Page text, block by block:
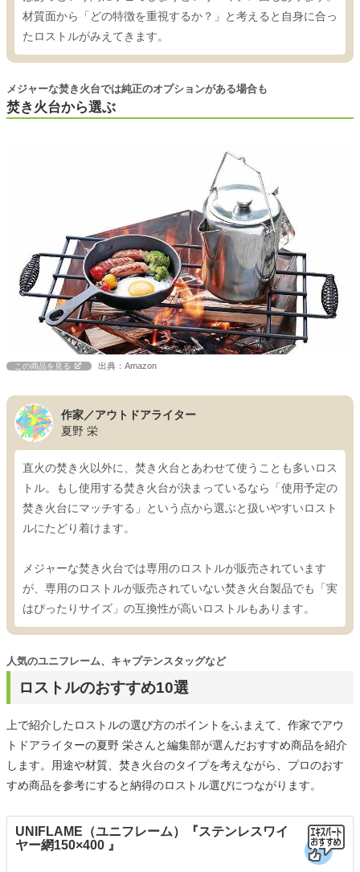
材質面から「どの特徴を重視するか？」と考えると自身に合っ
たロストルがみえてきます。
焚き火台から選ぶ
メジャーな焚き火台では純正のオプションがある場合も
この商品を見る 出典：Amazon
作家／アウトドアライター
夏野 栄
直火の焚き火以外に、焚き火台とあわせて使うことも多いロス
トル。もし使用する焚き火台が決まっているなら「使用予定の
焚き火台にマッチする」という点から選ぶと扱いやすいロスト
ルにたどり着けます。
メジャーな焚き火台では専用のロストルが販売されています
が、専用のロストルが販売されていない焚き火台製品でも「実
はぴったりサイズ」の互換性が高いロストルもあります。
ロストルのおすすめ10選
人気のユニフレーム、キャプテンスタッグなど
上で紹介したロストルの選び方のポイントをふまえて、作家でアウ
トドアライターの夏野 栄さんと編集部が選んだおすすめ商品を紹介
します。用途や材質、焚き火台のタイプを考えながら、プロのおす
すめ商品を参考にすると納得のロストル選びにつながります。
UNIFLAME（ユニフレーム）『ステンレスワイ
ヤー網150×400 』